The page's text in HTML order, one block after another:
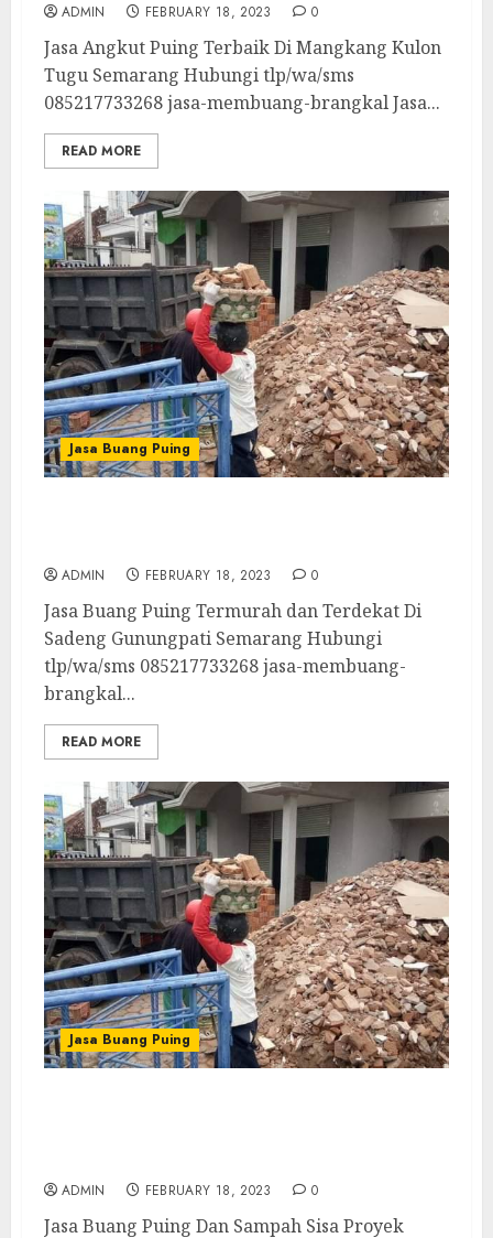
ADMIN FEBRUARY 18, 2023 0
Jasa Angkut Puing Terbaik Di Mangkang Kulon
Tugu Semarang Hubungi tlp/wa/sms
085217733268 jasa-membuang-brangkal Jasa...
READ MORE
Jasa Buang Puing
ADMIN FEBRUARY 18, 2023 0
Jasa Buang Puing Termurah dan Terdekat Di
Sadeng Gunungpati Semarang Hubungi
tlp/wa/sms 085217733268 jasa-membuang-
brangkal...
READ MORE
Jasa Buang Puing
ADMIN FEBRUARY 18, 2023 0
Jasa Buang Puing Dan Sampah Sisa Proyek